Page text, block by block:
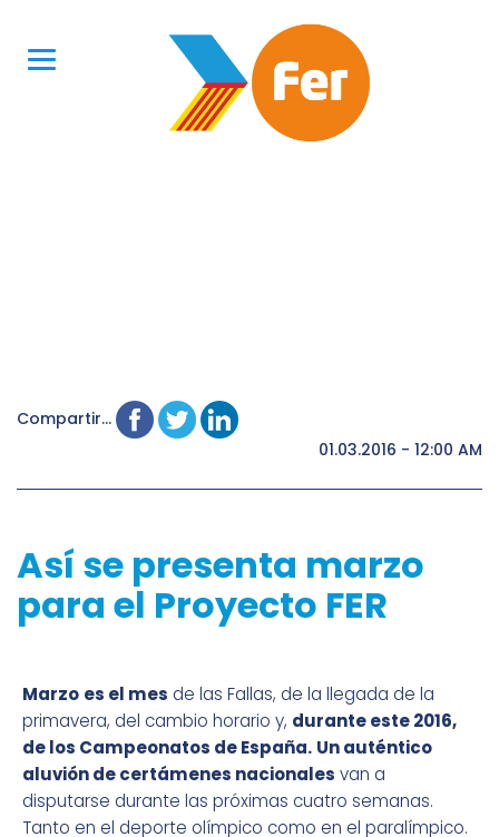
Compartir...
01.03.2016 - 12:00 AM
Así se presenta marzo
para el Proyecto FER
Marzo es el mes de las Fallas, de la llegada de la
primavera, del cambio horario y, durante este 2016,
de los Campeonatos de España. Un auténtico
aluvión de certámenes nacionales van a
disputarse durante las próximas cuatro semanas.
Tanto en el deporte olímpico como en el paralímpico.